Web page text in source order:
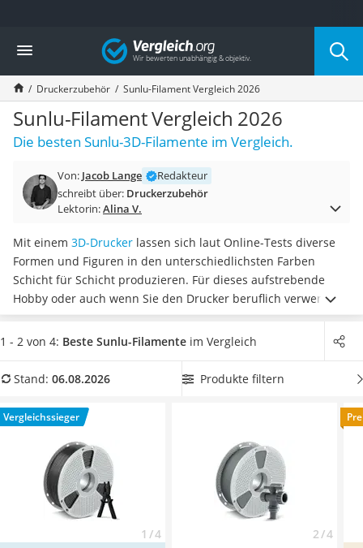
Die beliebtesten Vergleiche nach Kategorie
Elektronik
Powerstation
Monitor 32 Zoll 4K
Fernseher
Drucker
Desktop-PC
Diascanner
Laser-Multifunktionsdrucker
Powerstation mit Solarpanel
Gaming-PC
Soundbar
17-Zoll-Laptop
Satellitenschüssel
Gaming-Headset
Tablets unter 200 Euro
Lichtwecker
Acer Aspire
Vergleich
Druckerzubehör Sunlu-Filament Vergleich 2026
Sunlu-Filament Vergleich 2026
Die besten Sunlu-3D-Filamente im Vergleich.
Von: Jacob Lange
Redakteur
schreibt über: Druckerzubehör
Lektorin:Alina V.
Mit einem 3D-Drucker lassen sich laut Online-Tests diverse
Formen und Figuren in den unterschiedlichsten Farben
Schicht für Schicht produzieren. Für dieses aufstrebende
Hobby oder auch wenn Sie den Drucker beruflich verwenden,
benötigen Sie zusätzlich das Filament aus PLA, TPU, ABS
oder PETG.Wählen Sie jetzt aus unserer Vergleichstabelle ein
und Formen zu kreieren. Überzeugt hat uns hier im August
seinen Eigenschaften.
1 - 2 von 4: Beste Sunlu-Filamente im Vergleich
Stand: 06.08.2026 Produkte filtern
Vergleichssieger
1 / 4 2 / 4